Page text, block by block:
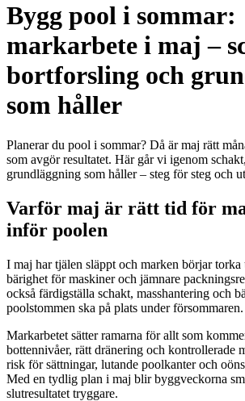
Bygg pool i sommar:
markarbete i maj –
bortforsling och
som håller
Planerar du pool i sommar? Då är maj rätt
som avgör resultatet. Här går vi igenom
grundläggning som håller – steg för steg och
Varför maj är rätt tid för
inför poolen
I maj har tjälen släppt och marken börjar
bärighet för maskiner och jämnare
också färdigställa schakt, masshantering och
poolstommen ska på plats under försommaren.
Markarbetet sätter ramarna för allt som
bottennivåer, rätt dränering och kontrollerade
risk för sättningar, lutande poolkanter och
Med en tydlig plan i maj blir byggveckorna
slutresultatet tryggare.